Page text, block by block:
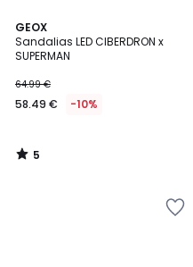
GEOX
Sandalias LED CIBERDRON x
SUPERMAN
€
en
de
64.99
64.99 €
58.49 € -10%
5
/
5
5
/